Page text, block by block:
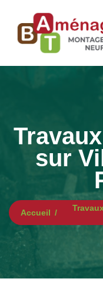
sur
Accueil